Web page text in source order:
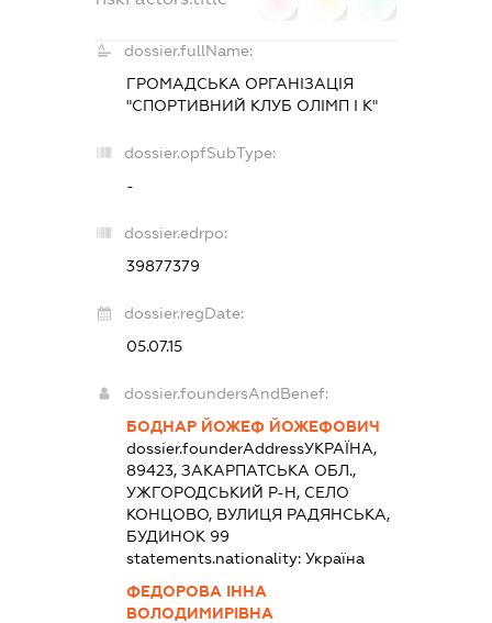
dossier.fullName:
ГРОМАДСЬКА ОРГАНІЗАЦІЯ
"СПОРТИВНИЙ КЛУБ ОЛІМП І К"
dossier.opfSubType:
-
dossier.edrpo:
39877379
dossier.regDate:
05.07.15
dossier.foundersAndBenef:
БОДНАР ЙОЖЕФ ЙОЖЕФОВИЧ
dossier.founderAddressУКРАЇНА,
89423, ЗАКАРПАТСЬКА ОБЛ.,
УЖГОРОДСЬКИЙ Р-Н, СЕЛО
КОНЦОВО, ВУЛИЦЯ РАДЯНСЬКА,
БУДИНОК 99
statements.nationality: Україна
ФЕДОРОВА ІННА
ВОЛОДИМИРІВНА